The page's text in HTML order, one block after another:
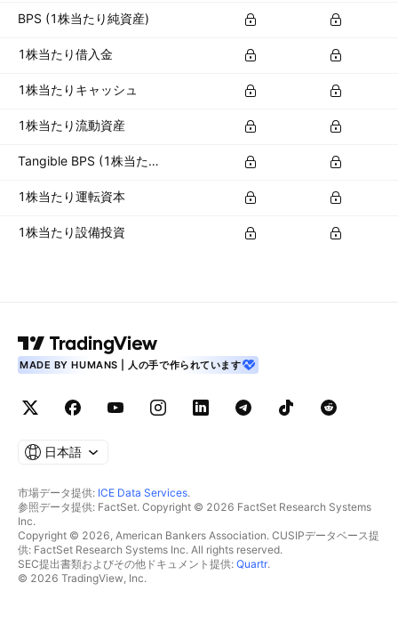
BPS (1株当たり純資産)
1株当たり借入金
1株当たりキャッシュ
1株当たり流動資産
Tangible BPS (1株当たり有形資産)
1株当たり運転資本
1株当たり設備投資
MADE BY HUMANS | 人の手で作られています
日本語
市場データ提供: ICE Data Services.
参照データ提供: FactSet. Copyright © 2026 FactSet Research Systems
Inc.
Copyright © 2026, American Bankers Association. CUSIPデータベース提
供: FactSet Research Systems Inc. All rights reserved.
SEC提出書類およびその他ドキュメント提供: Quartr.
© 2026 TradingView, Inc.